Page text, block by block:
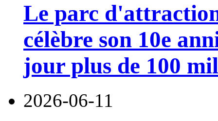
Le parc
célèbre son 10e
jour plus de 100
2026-06-11